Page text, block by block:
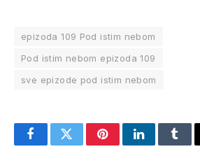
epizoda 109 Pod istim nebom
Pod istim nebom epizoda 109
sve epizode pod istim nebom
FacebookTwitterPinterestLinkedIn